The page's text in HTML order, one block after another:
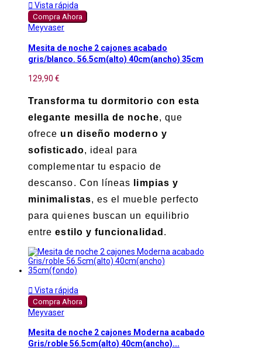
 Vista rápida
Compra Ahora
Meyvaser
Mesita de noche 2 cajones acabado
gris/blanco. 56.5cm(alto) 40cm(ancho) 35cm
129,90 €
Transforma tu dormitorio con esta
elegante mesilla de noche, que
ofrece un diseño moderno y
sofisticado, ideal para
complementar tu espacio de
descanso. Con líneas
limpias y
minimalistas, es el mueble perfecto
para quienes buscan un equilibrio
entreestilo y funcionalidad .
 Vista rápida
Compra Ahora
Meyvaser
Mesita de noche 2 cajones Moderna acabado
Gris/roble 56.5cm(alto) 40cm(ancho)...